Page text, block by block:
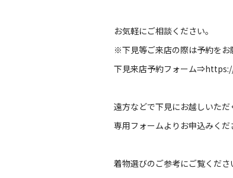
お気軽にご相談ください。
※下見等ご来店の際は予約をお
下見来店予約フォーム⇒
遠方などで下見にお越しいただ
専用フォームよりお申込みく
着物選びのご参考にご覧くださ